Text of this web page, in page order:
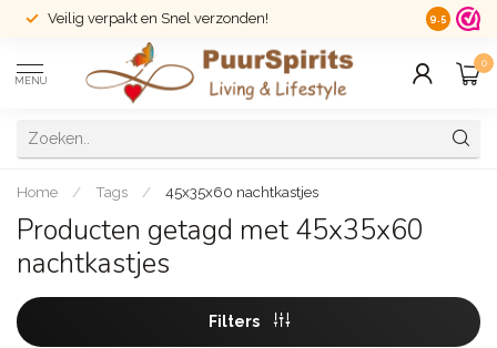
Veilig verpakt en Snel verzonden! 14 dagen
9.5
MENU
0
Home / Tags / 45x35x60 nachtkastjes
Producten getagd met 45x35x60
nachtkastjes
Filters